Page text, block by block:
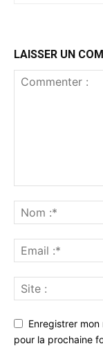
LAISSER UN
Enregistrer
pour la prochaine